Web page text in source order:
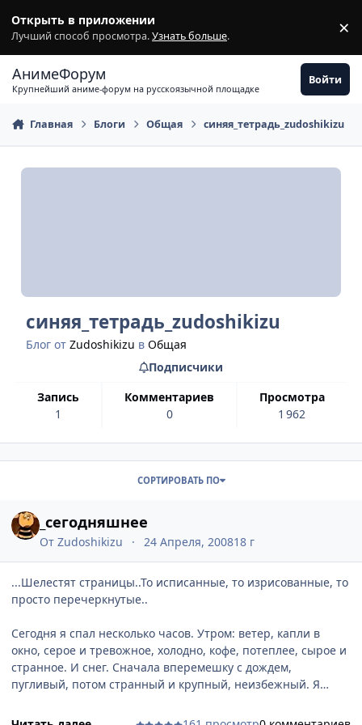
Открыть в приложении
Лучший способ просмотра.Узнать больше. ×
АнимеФорум
Крупнейший аниме-форум на русскоязычной площадке
Войти
Главная Блоги Общая синяя_тетрадь_zudoshikizu
синяя_тетрадь_zudoshikizu
Блог отZudoshikizu вОбщая
запись
1
комментариев
0
просмотра
1 962
Подписчики
СОРТИРОВАТЬ ПО
_сегодняшнее
От Zudoshikizu 24 Апреля, 200818 г
...Шелестят страницы..То исписанные, то изрисованные, то
просто перечеркнутые..
Сегодня я спал несколько часов. Утром: ветер, капли в
окно, серое и тревожное, холодно, кофе, потеплее, сырое и
странное. И снег. Сначала вперемешку с дождем,
пугливый, потом странный и крупный, неизбежный. Я
асфальта, словно за голограмму, дальше.. У снега сегодня